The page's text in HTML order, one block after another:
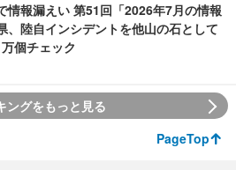
情報漏えい 第51回「2026年7月の情報
、陸自インシデントを他山の石として
個チェック
ングをもっと見る
PageTop